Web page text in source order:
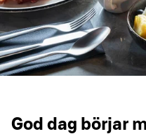
God dag börjar